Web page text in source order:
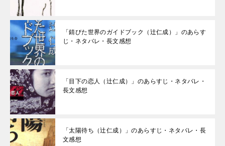
「錆びた世界のガイドブック（辻仁成）」のあらす
じ・ネタバレ・長文感想
「目下の恋人（辻仁成）」のあらすじ・ネタバレ・
長文感想
「太陽待ち（辻仁成）」のあらすじ・ネタバレ・長
文感想